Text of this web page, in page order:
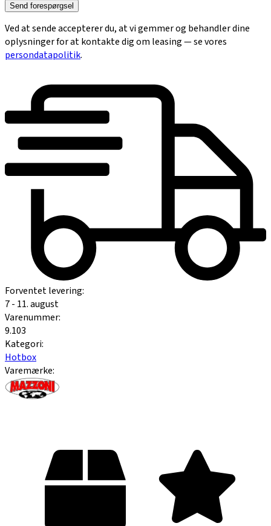
Send forespørgsel
Ved at sende accepterer du, at vi gemmer og behandler dine
oplysninger for at kontakte dig om leasing — se vores
persondatapolitik.
Forventet levering:
7 - 11. august
Varenummer:
9.103
Kategori:
Hotbox
Varemærke: